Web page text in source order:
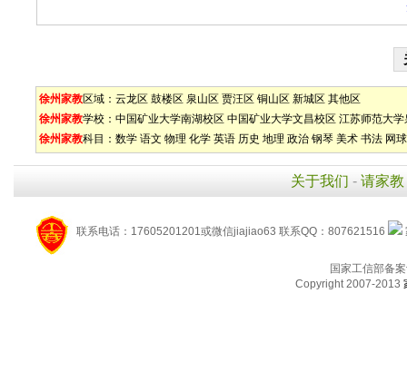
徐州家教区域： 云龙区 鼓楼区 泉山区 贾汪区 铜山区 新城区 其他区
徐州家教学校： 中国矿业大学南湖校区 中国矿业大学文昌校区 江苏师范大学
徐州家教科目： 数学 语文 物理 化学 英语 历史 地理 政治 钢琴 美术 书法 网球
关于我们 - 请家教
联系电话：17605201201或微信jiajiao63 联系QQ：807621516
国家工信部备
Copyright 2007-2013